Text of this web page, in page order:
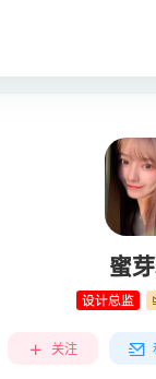
蜜
设计总监
关注